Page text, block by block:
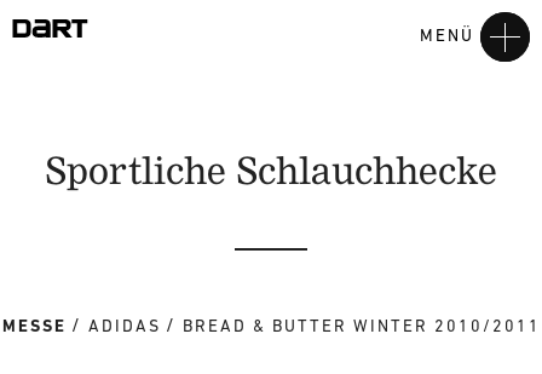
MENÜ
Sportliche Schlauchhecke
MESSE ADIDAS BREAD & BUTTER WINTER 2010/2011